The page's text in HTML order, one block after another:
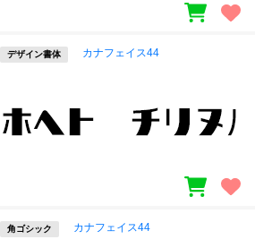
デザイン書体 カナフェイス44
角ゴシック カナフェイス44